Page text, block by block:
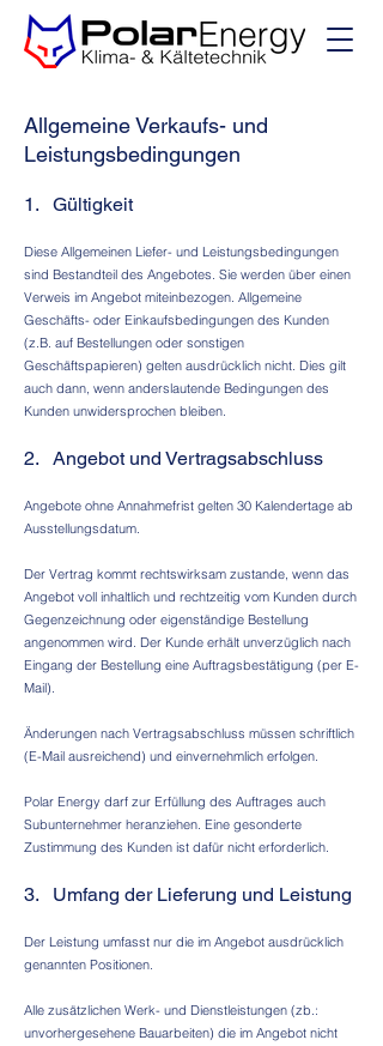
Allgemeine Verkaufs- und
Leistungsbedingungen
1. Gültigkeit
Diese Allgemeinen Liefer- und Leistungsbedingungen
sind Bestandteil des Angebotes. Sie werden über einen
Verweis im Angebot miteinbezogen. Allgemeine
Geschäfts- oder Einkaufsbedingungen des Kunden
(z.B. auf Bestellungen oder sonstigen
Geschäftspapieren) gelten ausdrücklich nicht. Dies gilt
auch dann, wenn anderslautende Bedingungen des
Kunden unwidersprochen bleiben.
2. Angebot und Vertragsabschluss
Angebote ohne Annahmefrist gelten 30 Kalendertage ab
Ausstellungsdatum.
Der Vertrag kommt rechtswirksam zustande, wenn das
Angebot voll inhaltlich und rechtzeitig vom Kunden durch
Gegenzeichnung oder eigenständige Bestellung
angenommen wird. Der Kunde erhält unverzüglich nach
Eingang der Bestellung eine Auftragsbestätigung (per E-
Mail).
Änderungen nach Vertragsabschluss müssen schriftlich
(E-Mail ausreichend) und einvernehmlich erfolgen.
Polar Energy darf zur Erfüllung des Auftrages auch
Subunternehmer heranziehen. Eine gesonderte
Zustimmung des Kunden ist dafür nicht erforderlich.
3. Umfang der Lieferung und Leistung
Der Leistung umfasst nur die im Angebot ausdrücklich
genannten Positionen.
Alle zusätzlichen Werk- und Dienstleistungen (zb.:
unvorhergesehene Bauarbeiten) die im Angebot nicht